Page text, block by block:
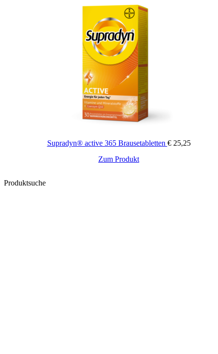
der
Produktseite
gewählt
werden
Supradyn® active 365 Brausetabletten €25,25
Zum Produkt
Produktsuche